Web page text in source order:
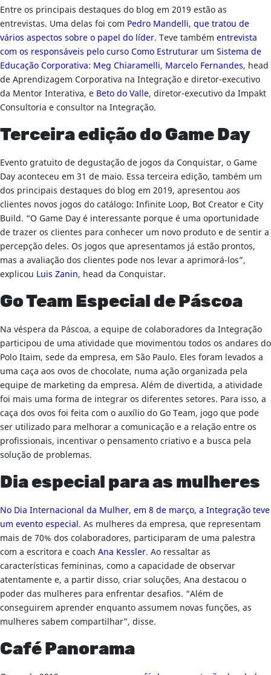
Entre os principais destaques do blog em 2019 estão as
entrevistas. Uma delas foi com Pedro Mandelli, que tratou de
vários aspectos sobre o papel do líder. Teve também entrevista
com os responsáveis pelo curso Como Estruturar um Sistema de
Educação Corporativa: Meg Chiaramelli, Marcelo Fernandes, head
de Aprendizagem Corporativa na Integração e diretor-executivo
da Mentor Interativa, e Beto do Valle, diretor-executivo da Impakt
Consultoria e consultor na Integração.
Terceira edição do Game Day
Evento gratuito de degustação de jogos da Conquistar, o Game
Day aconteceu em 31 de maio. Essa terceira edição, também um
dos principais destaques do blog em 2019, apresentou aos
clientes novos jogos do catálogo: Infinite Loop, Bot Creator e City
Build. “O Game Day é interessante porque é uma oportunidade
de trazer os clientes para conhecer um novo produto e de sentir a
percepção deles. Os jogos que apresentamos já estão prontos,
mas a avaliação dos clientes pode nos levar a aprimorá-los”,
explicou Luis Zanin, head da Conquistar.
Go Team Especial de Páscoa
Na véspera da Páscoa, a equipe de colaboradores da Integração
participou de uma atividade que movimentou todos os andares do
Polo Itaim, sede da empresa, em São Paulo. Eles foram levados a
uma caça aos ovos de chocolate, numa ação organizada pela
equipe de marketing da empresa. Além de divertida, a atividade
foi mais uma forma de integrar os diferentes setores. Para isso, a
caça dos ovos foi feita com o auxílio do Go Team, jogo que pode
ser utilizado para melhorar a comunicação e a relação entre os
profissionais, incentivar o pensamento criativo e a busca pela
solução de problemas.
Dia especial para as mulheres
No Dia Internacional da Mulher, em 8 de março, a Integração teve
um evento especial. As mulheres da empresa, que representam
mais de 70% dos colaboradores, participaram de uma palestra
com a escritora e coach Ana Kessler. Ao ressaltar as
características femininas, como a capacidade de observar
atentamente e, a partir disso, criar soluções, Ana destacou o
poder das mulheres para enfrentar desafios. “Além de
conseguirem aprender enquanto assumem novas funções, as
mulheres sabem compartilhar”, disse.
Café Panorama